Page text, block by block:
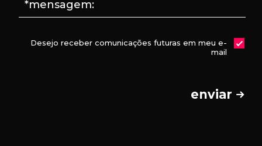
*mensagem:
Desejo receber comunicações futuras em meu e-
mail
enviar